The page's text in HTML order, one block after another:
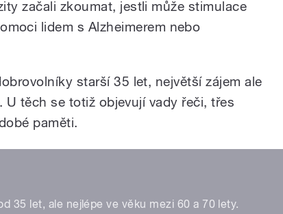
začali zkoumat, jestli může stimulace
lidem s Alzheimerem nebo
starší 35 let, největší zájem ale
U těch se totiž objevují vady řeči, třes
paměti.
35 let, ale nejlépe ve věku mezi 60 a 70 lety.